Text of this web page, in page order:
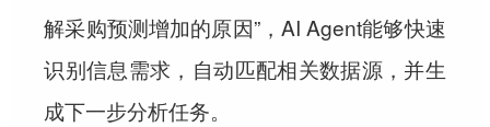
解采购预测增加的原因”，AI Agent能够快速
识别信息需求，自动匹配相关数据源，并生
成下一步分析任务。